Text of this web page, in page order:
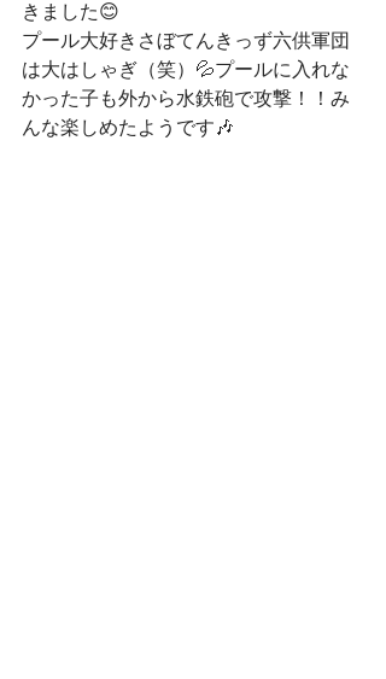
きました😊
プール大好きさぼてんきっず六供軍団
は大はしゃぎ（笑）💦プールに入れな
かった子も外から水鉄砲で攻撃！！み
んな楽しめたようです🎶